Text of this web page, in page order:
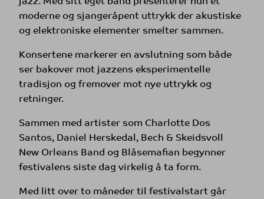
moderne og sjangeråpent uttrykk der akustiske
og elektroniske elementer smelter sammen.
Konsertene markerer en avslutning som både
ser bakover mot jazzens eksperimentelle
tradisjon og fremover mot nye uttrykk og
retninger.
Sammen med artister som Charlotte Dos
Santos, Daniel Herskedal, Bech & Skeidsvoll
New Orleans Band og Blåsemafian begynner
festivalens siste dag virkelig å ta form.
Med litt over to måneder til festivalstart går